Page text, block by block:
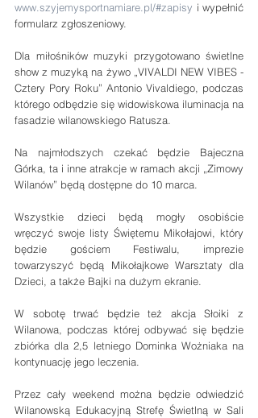
www.szyjemysportnamiare.pl/#zapisy i wypełnić
formularz zgłoszeniowy.
Dla miłośników muzyki przygotowano świetlne
show z muzyką na żywo „VIVALDI NEW VIBES -
Cztery Pory Roku” Antonio Vivaldiego, podczas
którego odbędzie się widowiskowa iluminacja na
fasadzie wilanowskiego Ratusza.
Na najmłodszych czekać będzie Bajeczna
Górka, ta i inne atrakcje w ramach akcji „Zimowy
Wilanów” będą dostępne do 10 marca.
Wszystkie dzieci będą mogły osobiście
wręczyć swoje listy Świętemu Mikołajowi, który
będzie gościem Festiwalu, imprezie
towarzyszyć będą Mikołajkowe Warsztaty dla
Dzieci, a także Bajki na dużym ekranie.
W sobotę trwać będzie też akcja Słoiki z
Wilanowa, podczas której odbywać się będzie
zbiórka dla 2,5 letniego Dominka Wożniaka na
kontynuację jego leczenia.
Przez cały weekend można będzie odwiedzić
Wilanowską Edukacyjną Strefę Świetlną w Sali